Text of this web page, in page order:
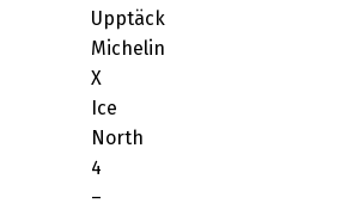
Upptäck
Michelin
X
Ice
North
4
–